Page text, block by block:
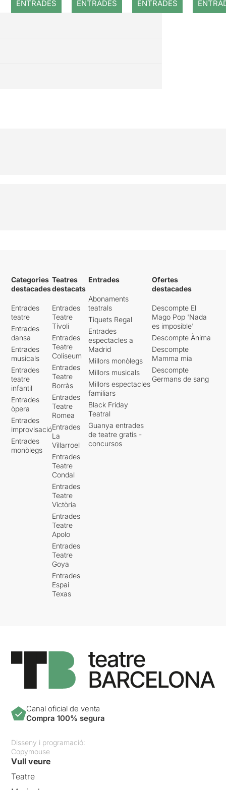
ENTRADES ENTRADES ENTRADES
Categories
destacades
Entrades
teatre
Entrades
dansa
Entrades
musicals
Entrades
teatre
infantil
Entrades
òpera
Entrades
improvisació
Entrades
monòlegs
Teatres
destacats
Entrades
Teatre
Tívoli
Entrades
Teatre
Coliseum
Entrades
Teatre
Borràs
Entrades
Teatre
Romea
Entrades
La
Villarroel
Entrades
Teatre
Condal
Entrades
Teatre
Victòria
Entrades
Teatre
Apolo
Entrades
Teatre
Goya
Entrades
Espai
Texas
Entrades
Abonaments
teatrals
Tiquets Regal
Entrades
espectacles a
Madrid
Millors monòlegs
Millors musicals
Millors espectacles
familiars
Black Friday
Teatral
Guanya entrades
de teatre gratis -
concursos
Ofertes
destacades
Descompte El
Mago Pop 'Nada
es imposible'
Descompte Ànima
Descompte
Mamma mia
Descompte
Germans de sang
Canal oficial de venta
Compra 100% segura
Disseny i programació:
Copymouse
Vull veure
Teatre